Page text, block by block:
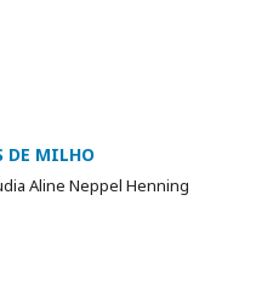
DE MILHO
Aline Neppel Henning